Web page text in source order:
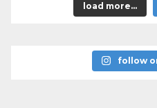
load more...
follow